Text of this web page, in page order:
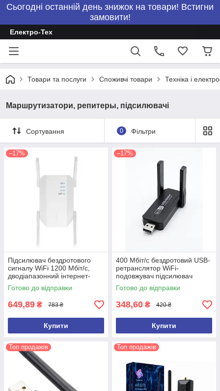
Сьогодні останній день знижок на товари! Встигни
замовити!
Електро-Тех
Товари та послуги Споживчі товари Техніка і
Маршрутизатори, репитеры, підсилювачі
Сортування 0 Фільтри
–17%
Підсилювач бездротового
сигналу WiFi 1200 Мбіт/с,
дводіапазонний інтернет-
підсилювач, зовнішні 4
антени, 5 ГГц та 2,4 ГГц
Готово до відправки
649,89 ₴ 783 ₴
Купити
–17%
400 Мбіт/с бездротовий USB-
ретранслятор WiFi-
подовжувач підсилювач
сигналу Wi-Fi-маршрутизатор
ЧОРНИЙ
Готово до відправки
348,60 ₴ 420 ₴
Купити
Топ продажів Топ продажів